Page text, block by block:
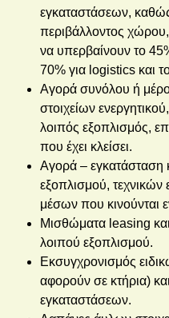
εγκαταστάσεων,
περιβάλλοντος
να υπερβαίνουν το
70% για logistics και
Αγορά συνόλου ή
στοιχείων
λοιπός εξοπλισμός,
που έχει κλείσει.
Αγορά – εγκατάσταση
εξοπλισμού,
μέσων που κινούνται
Μισθώματα leasing
λοιπού εξοπλισμού.
Εκσυγχρονισμός
αφορούν σε κτήρια)
εγκαταστάσεων.